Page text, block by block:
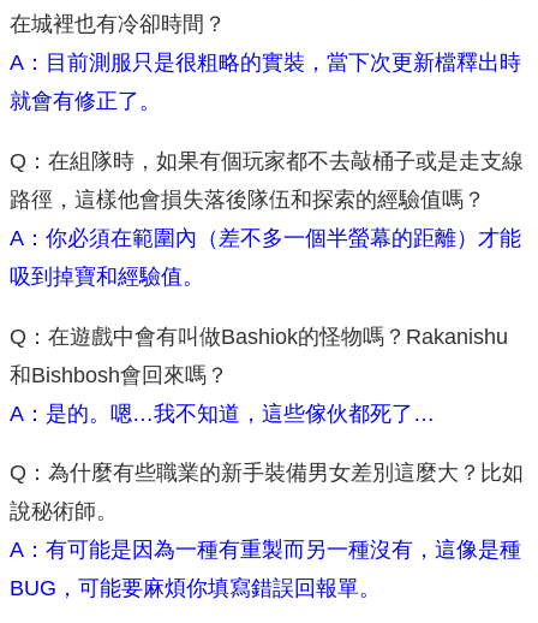
在城裡也有冷卻時間？
A：目前測服只是很粗略的實裝，當下次更新檔釋出時
就會有修正了。
Q：在組隊時，如果有個玩家都不去敲桶子或是走支線
路徑，這樣他會損失落後隊伍和探索的經驗值嗎？
A：你必須在範圍內（差不多一個半螢幕的距離）才能
吸到掉寶和經驗值。
Q：在遊戲中會有叫做Bashiok的怪物嗎？Rakanishu
和Bishbosh會回來嗎？
A：是的。嗯…我不知道，這些傢伙都死了…
Q：為什麼有些職業的新手裝備男女差別這麼大？比如
說秘術師。
A：有可能是因為一種有重製而另一種沒有，這像是種
BUG，可能要麻煩你填寫錯誤回報單。